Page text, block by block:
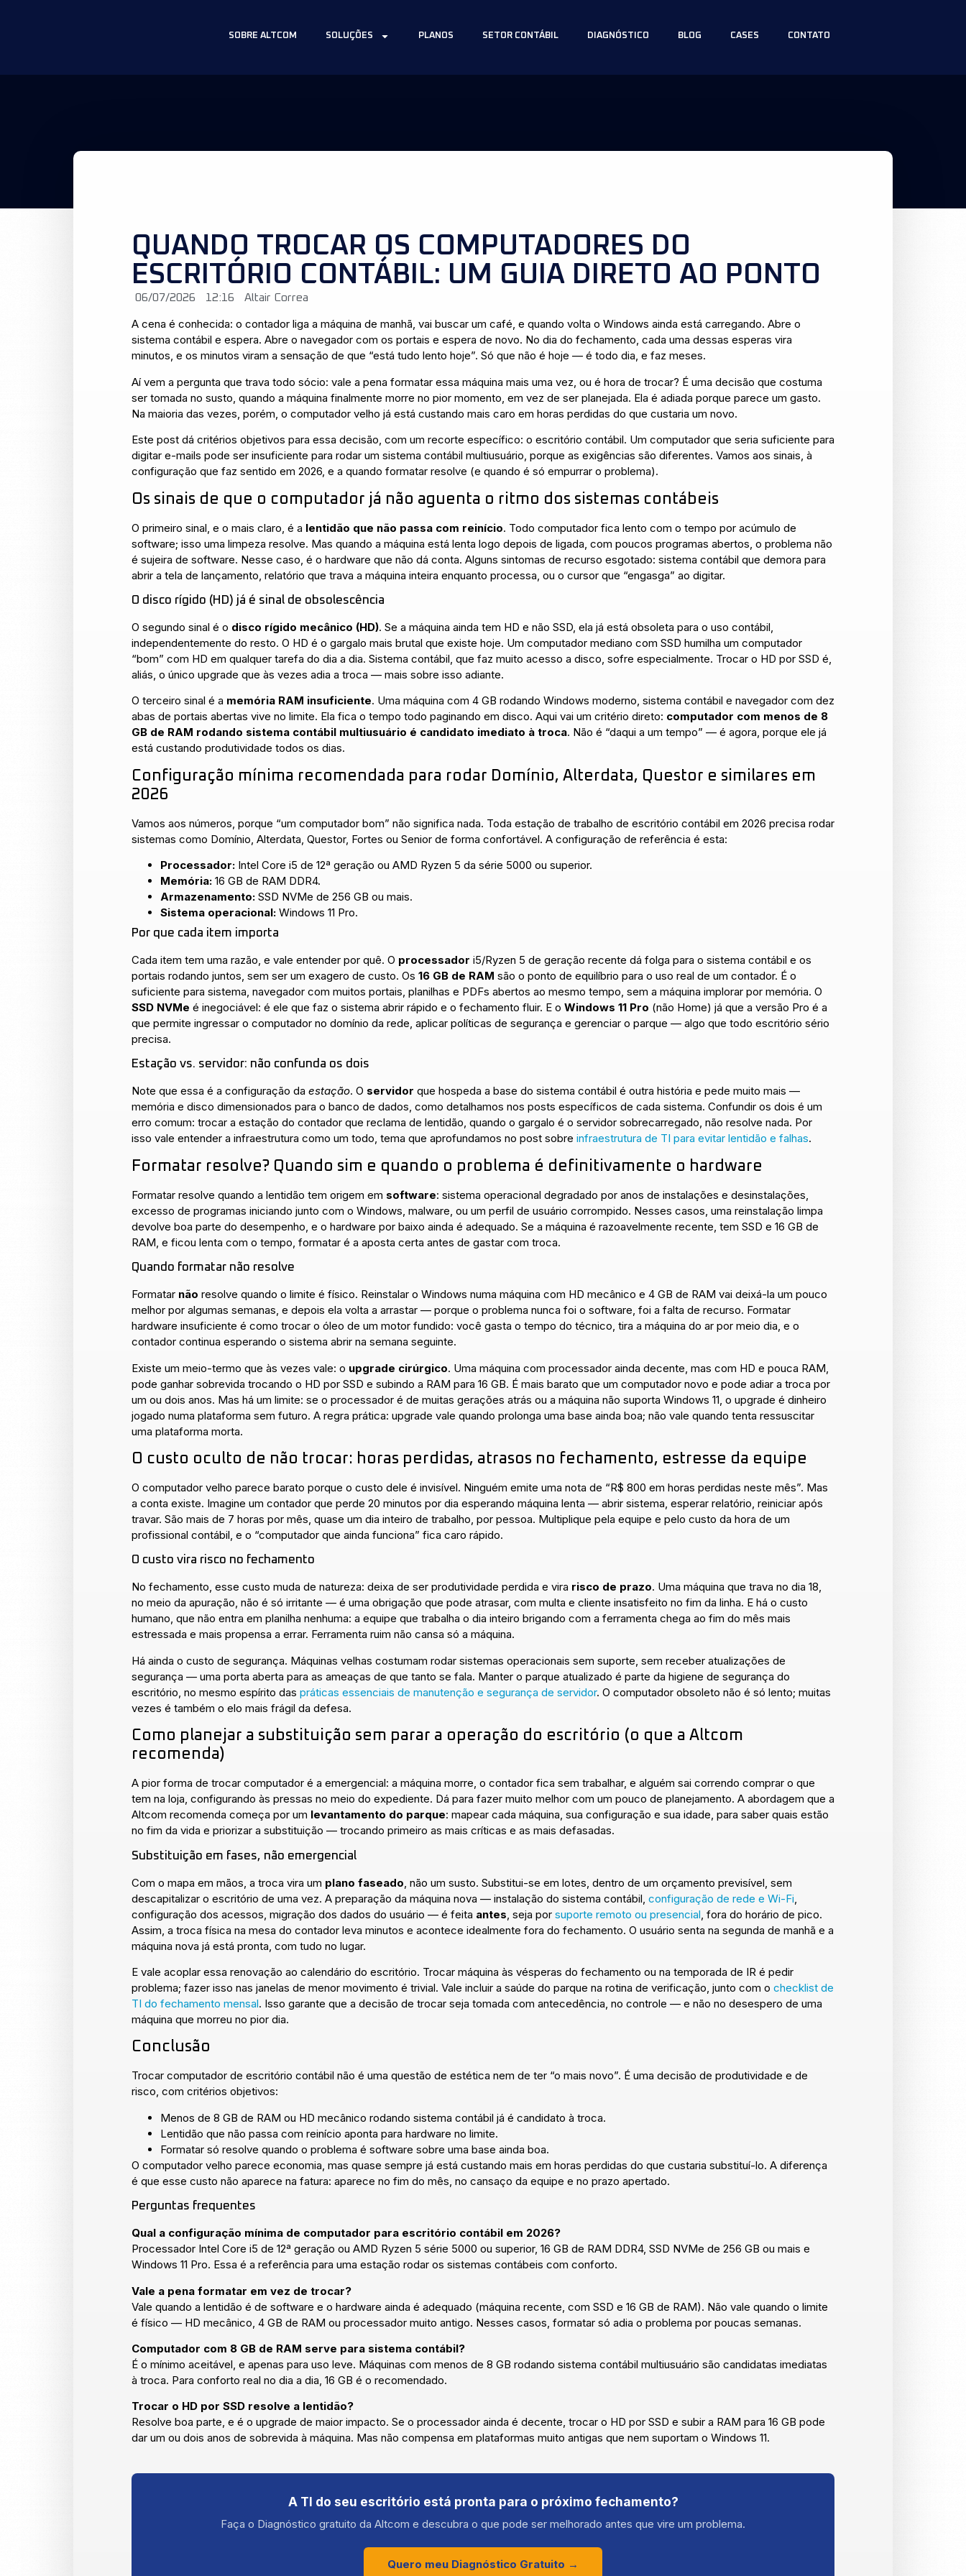
SOBRE ALTCOM SOLUÇÕES PLANOS SETOR CONTÁBIL DIAGNÓSTICO BLOG CASES CONTATO
QUANDO TROCAR OS COMPUTADORES DO
ESCRITÓRIO CONTÁBIL: UM GUIA DIRETO AO PONTO
06/07/2026 12:16 Altair Correa
A cena é conhecida: o contador liga a máquina de manhã, vai buscar um café, e quando volta o Windows ainda está carregando. Abre o
sistema contábil e espera. Abre o navegador com os portais e espera de novo. No dia do fechamento, cada uma dessas esperas vira
minutos, e os minutos viram a sensação de que “está tudo lento hoje”. Só que não é hoje — é todo dia, e faz meses.
Aí vem a pergunta que trava todo sócio: vale a pena formatar essa máquina mais uma vez, ou é hora de trocar? É uma decisão que costuma
ser tomada no susto, quando a máquina finalmente morre no pior momento, em vez de ser planejada. Ela é adiada porque parece um gasto.
Na maioria das vezes, porém, o computador velho já está custando mais caro em horas perdidas do que custaria um novo.
Este post dá critérios objetivos para essa decisão, com um recorte específico: o escritório contábil. Um computador que seria suficiente para
digitar e-mails pode ser insuficiente para rodar um sistema contábil multiusuário, porque as exigências são diferentes. Vamos aos sinais, à
configuração que faz sentido em 2026, e a quando formatar resolve (e quando é só empurrar o problema).
Os sinais de que o computador já não aguenta o ritmo dos sistemas contábeis
O primeiro sinal, e o mais claro, é a lentidão que não passa com reinício. Todo computador fica lento com o tempo por acúmulo de
software; isso uma limpeza resolve. Mas quando a máquina está lenta logo depois de ligada, com poucos programas abertos, o problema não
é sujeira de software. Nesse caso, é o hardware que não dá conta. Alguns sintomas de recurso esgotado: sistema contábil que demora para
abrir a tela de lançamento, relatório que trava a máquina inteira enquanto processa, ou o cursor que “engasga” ao digitar.
O disco rígido (HD) já é sinal de obsolescência
O segundo sinal é o disco rígido mecânico (HD). Se a máquina ainda tem HD e não SSD, ela já está obsoleta para o uso contábil,
independentemente do resto. O HD é o gargalo mais brutal que existe hoje. Um computador mediano com SSD humilha um computador
“bom” com HD em qualquer tarefa do dia a dia. Sistema contábil, que faz muito acesso a disco, sofre especialmente. Trocar o HD por SSD é,
aliás, o único upgrade que às vezes adia a troca — mais sobre isso adiante.
O terceiro sinal é a memória RAM insuficiente. Uma máquina com 4 GB rodando Windows moderno, sistema contábil e navegador com dez
abas de portais abertas vive no limite. Ela fica o tempo todo paginando em disco. Aqui vai um critério direto: computador com menos de 8
GB de RAM rodando sistema contábil multiusuário é candidato imediato à troca. Não é “daqui a um tempo” — é agora, porque ele já
está custando produtividade todos os dias.
Configuração mínima recomendada para rodar Domínio, Alterdata, Questor e similares em
2026
Vamos aos números, porque “um computador bom” não significa nada. Toda estação de trabalho de escritório contábil em 2026 precisa rodar
sistemas como Domínio, Alterdata, Questor, Fortes ou Senior de forma confortável. A configuração de referência é esta:
Processador: Intel Core i5 de 12ª geração ou AMD Ryzen 5 da série 5000 ou superior.
Memória: 16 GB de RAM DDR4.
Armazenamento: SSD NVMe de 256 GB ou mais.
Sistema operacional: Windows 11 Pro.
Por que cada item importa
Cada item tem uma razão, e vale entender por quê. O processador i5/Ryzen 5 de geração recente dá folga para o sistema contábil e os
portais rodando juntos, sem ser um exagero de custo. Os 16 GB de RAM são o ponto de equilíbrio para o uso real de um contador. É o
suficiente para sistema, navegador com muitos portais, planilhas e PDFs abertos ao mesmo tempo, sem a máquina implorar por memória. O
SSD NVMe é inegociável: é ele que faz o sistema abrir rápido e o fechamento fluir. E o Windows 11 Pro (não Home) já que a versão Pro é a
que permite ingressar o computador no domínio da rede, aplicar políticas de segurança e gerenciar o parque — algo que todo escritório sério
precisa.
Estação vs. servidor: não confunda os dois
Note que essa é a configuração da estação. O servidor que hospeda a base do sistema contábil é outra história e pede muito mais —
memória e disco dimensionados para o banco de dados, como detalhamos nos posts específicos de cada sistema. Confundir os dois é um
erro comum: trocar a estação do contador que reclama de lentidão, quando o gargalo é o servidor sobrecarregado, não resolve nada. Por
isso vale entender a infraestrutura como um todo, tema que aprofundamos no post sobre infraestrutura de TI para evitar lentidão e falhas.
Formatar resolve? Quando sim e quando o problema é definitivamente o hardware
Formatar resolve quando a lentidão tem origem em software: sistema operacional degradado por anos de instalações e desinstalações,
excesso de programas iniciando junto com o Windows, malware, ou um perfil de usuário corrompido. Nesses casos, uma reinstalação limpa
devolve boa parte do desempenho, e o hardware por baixo ainda é adequado. Se a máquina é razoavelmente recente, tem SSD e 16 GB de
RAM, e ficou lenta com o tempo, formatar é a aposta certa antes de gastar com troca.
Quando formatar não resolve
Formatar não resolve quando o limite é físico. Reinstalar o Windows numa máquina com HD mecânico e 4 GB de RAM vai deixá-la um pouco
melhor por algumas semanas, e depois ela volta a arrastar — porque o problema nunca foi o software, foi a falta de recurso. Formatar
hardware insuficiente é como trocar o óleo de um motor fundido: você gasta o tempo do técnico, tira a máquina do ar por meio dia, e o
contador continua esperando o sistema abrir na semana seguinte.
Existe um meio-termo que às vezes vale: o upgrade cirúrgico. Uma máquina com processador ainda decente, mas com HD e pouca RAM,
pode ganhar sobrevida trocando o HD por SSD e subindo a RAM para 16 GB. É mais barato que um computador novo e pode adiar a troca por
um ou dois anos. Mas há um limite: se o processador é de muitas gerações atrás ou a máquina não suporta Windows 11, o upgrade é dinheiro
jogado numa plataforma sem futuro. A regra prática: upgrade vale quando prolonga uma base ainda boa; não vale quando tenta ressuscitar
uma plataforma morta.
O custo oculto de não trocar: horas perdidas, atrasos no fechamento, estresse da equipe
O computador velho parece barato porque o custo dele é invisível. Ninguém emite uma nota de “R$ 800 em horas perdidas neste mês”. Mas
a conta existe. Imagine um contador que perde 20 minutos por dia esperando máquina lenta — abrir sistema, esperar relatório, reiniciar após
travar. São mais de 7 horas por mês, quase um dia inteiro de trabalho, por pessoa. Multiplique pela equipe e pelo custo da hora de um
profissional contábil, e o “computador que ainda funciona” fica caro rápido.
O custo vira risco no fechamento
No fechamento, esse custo muda de natureza: deixa de ser produtividade perdida e vira risco de prazo. Uma máquina que trava no dia 18,
no meio da apuração, não é só irritante — é uma obrigação que pode atrasar, com multa e cliente insatisfeito no fim da linha. E há o custo
humano, que não entra em planilha nenhuma: a equipe que trabalha o dia inteiro brigando com a ferramenta chega ao fim do mês mais
estressada e mais propensa a errar. Ferramenta ruim não cansa só a máquina.
Há ainda o custo de segurança. Máquinas velhas costumam rodar sistemas operacionais sem suporte, sem receber atualizações de
segurança — uma porta aberta para as ameaças de que tanto se fala. Manter o parque atualizado é parte da higiene de segurança do
escritório, no mesmo espírito das práticas essenciais de manutenção e segurança de servidor. O computador obsoleto não é só lento; muitas
vezes é também o elo mais frágil da defesa.
Como planejar a substituição sem parar a operação do escritório (o que a Altcom
recomenda)
A pior forma de trocar computador é a emergencial: a máquina morre, o contador fica sem trabalhar, e alguém sai correndo comprar o que
tem na loja, configurando às pressas no meio do expediente. Dá para fazer muito melhor com um pouco de planejamento. A abordagem que a
Altcom recomenda começa por um levantamento do parque: mapear cada máquina, sua configuração e sua idade, para saber quais estão
no fim da vida e priorizar a substituição — trocando primeiro as mais críticas e as mais defasadas.
Substituição em fases, não emergencial
Com o mapa em mãos, a troca vira um plano faseado , não um susto. Substitui-se em lotes, dentro de um orçamento previsível, sem
descapitalizar o escritório de uma vez. A preparação da máquina nova — instalação do sistema contábil, configuração de rede e Wi-Fi
configuração dos acessos, migração dos dados do usuário — é feita antes , seja por suporte remoto ou presencial , fora do horário de pico.
Assim, a troca física na mesa do contador leva minutos e acontece idealmente fora do fechamento. O usuário senta na segunda de manhã e a
máquina nova já está pronta, com tudo no lugar.
E vale acoplar essa renovação ao calendário do escritório. Trocar máquina às vésperas do fechamento ou na temporada de IR é pedir
problema; fazer isso nas janelas de menor movimento é trivial. Vale incluir a saúde do parque na rotina de verificação, junto com o checklist de
TI do fechamento mensal. Isso garante que a decisão de trocar seja tomada com antecedência, no controle — e não no desespero de uma
máquina que morreu no pior dia.
Conclusão
Trocar computador de escritório contábil não é uma questão de estética nem de ter “o mais novo”. É uma decisão de produtividade e de
risco, com critérios objetivos:
Menos de 8 GB de RAM ou HD mecânico rodando sistema contábil já é candidato à troca.
Lentidão que não passa com reinício aponta para hardware no limite.
Formatar só resolve quando o problema é software sobre uma base ainda boa.
O computador velho parece economia, mas quase sempre já está custando mais em horas perdidas do que custaria substituí-lo. A diferença
é que esse custo não aparece na fatura: aparece no fim do mês, no cansaço da equipe e no prazo apertado.
Perguntas frequentes
Qual a configuração mínima de computador para escritório contábil em 2026?
Processador Intel Core i5 de 12ª geração ou AMD Ryzen 5 série 5000 ou superior, 16 GB de RAM DDR4, SSD NVMe de 256 GB ou mais e
Windows 11 Pro. Essa é a referência para uma estação rodar os sistemas contábeis com conforto.
Vale a pena formatar em vez de trocar?
Vale quando a lentidão é de software e o hardware ainda é adequado (máquina recente, com SSD e 16 GB de RAM). Não vale quando o limite
é físico — HD mecânico, 4 GB de RAM ou processador muito antigo. Nesses casos, formatar só adia o problema por poucas semanas.
Computador com 8 GB de RAM serve para sistema contábil?
É o mínimo aceitável, e apenas para uso leve. Máquinas com menos de 8 GB rodando sistema contábil multiusuário são candidatas imediatas
à troca. Para conforto real no dia a dia, 16 GB é o recomendado.
Trocar o HD por SSD resolve a lentidão?
Resolve boa parte, e é o upgrade de maior impacto. Se o processador ainda é decente, trocar o HD por SSD e subir a RAM para 16 GB pode
dar um ou dois anos de sobrevida à máquina. Mas não compensa em plataformas muito antigas que nem suportam o Windows 11.
A TI do seu escritório está pronta para o próximo fechamento?
Faça o Diagnóstico gratuito da Altcom e descubra o que pode ser melhorado antes que vire um problema.
Quero meu Diagnóstico Gratuito →